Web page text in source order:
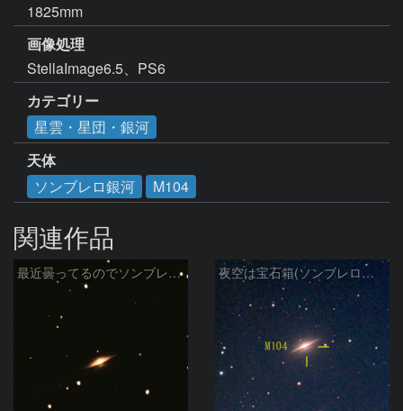
1825mm
画像処理
StellaImage6.5、PS6
カテゴリー
星雲・星団・銀河
天体
ソンブレロ銀河
M104
関連作品
最近曇ってるのでソンブレロ銀河再編集 夜空は宝石箱(ソンブレロ銀河 M104) Seestar50